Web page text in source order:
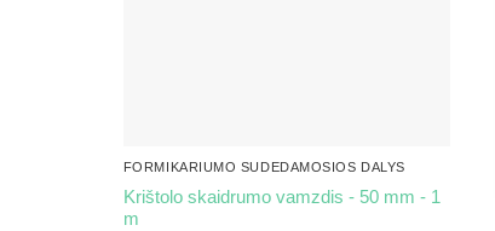
FORMIKARIUMO SUDEDAMOSIOS DALYS
Krištolo skaidrumo vamzdis - 50 mm - 1
m